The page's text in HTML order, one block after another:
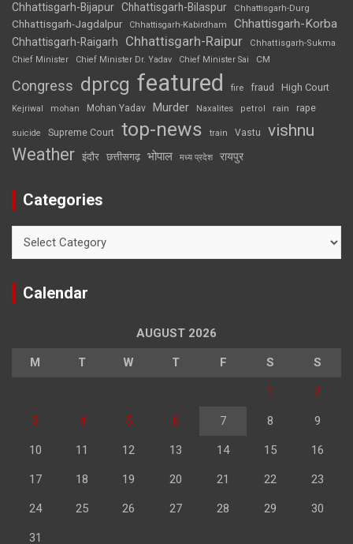
Chhattisgarh-Bijapur Chhattisgarh-Bilaspur Chhattisgarh-Durg
Chhattisgarh-Jagdalpur Chhattisgarh-Kabirdham Chhattisgarh-Korba
Chhattisgarh-Raigarh Chhattisgarh-Raipur
Chhattisgarh-Sukma
Chief Minister
Chief Minister Dr. Yadav Chief Minister Sai CM
Congress dprcg featured fire fraud High Court
Kejriwal mohan Mohan Yadav Murder Naxalites petrol rain rape
suicide Supreme Court top-news train Vastu vishnu
Weather इंदौर छत्तीसगढ़ भोपाल मध्य प्रदेश रायपुर
Categories
Calendar
AUGUST 2026
M T W T F S S
1 2
3 4 5 6 7 8 9
10 11 12 13 14 15 16
17 18 19 20 21 22 23
24 25 26 27 28 29 30
31